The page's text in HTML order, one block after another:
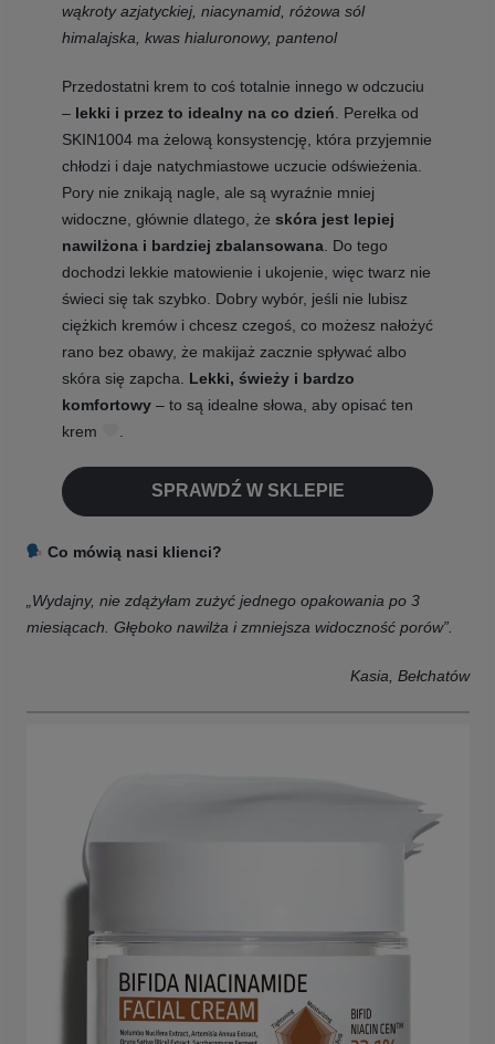
wąkroty azjatyckiej, niacynamid, różowa sól
himalajska, kwas hialuronowy, pantenol
Przedostatni krem to coś totalnie innego w odczuciu
– lekki i przez to idealny na co dzień . Perełka od
SKIN1004 ma żelową konsystencję, która przyjemnie
chłodzi i daje natychmiastowe uczucie odświeżenia.
Pory nie znikają nagle, ale są wyraźnie mniej
widoczne, głównie dlatego, że skóra jest lepiej
nawilżona i bardziej zbalansowana. Do tego
dochodzi lekkie matowienie i ukojenie, więc twarz nie
świeci się tak szybko. Dobry wybór, jeśli nie lubisz
ciężkich kremów i chcesz czegoś, co możesz nałożyć
rano bez obawy, że makijaż zacznie spływać albo
skóra się zapcha. Lekki, świeży i bardzo
komfortowy– to są idealne słowa, aby opisać ten
krem
SPRAWDŹ W SKLEPIE
Co mówią nasi klienci?
„Wydajny, nie zdążyłam zużyć jednego opakowania po 3
miesiącach. Głęboko nawilża i zmniejsza widoczność porów”.
Kasia, Bełchatów